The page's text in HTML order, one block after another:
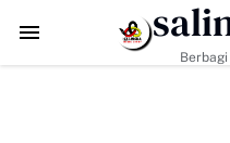
Tantangan Era Digital,